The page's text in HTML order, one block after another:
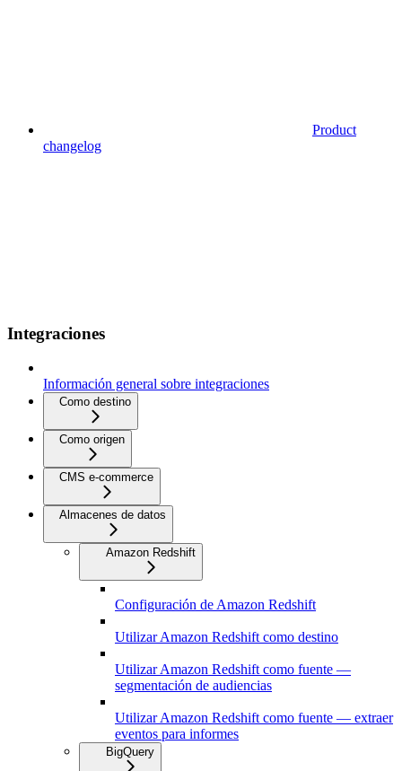
Product
changelog
Integraciones
Información general sobre integraciones
Como destino
Como origen
CMS e-commerce
Almacenes de datos
Amazon Redshift
Configuración de Amazon Redshift
Utilizar Amazon Redshift como destino
Utilizar Amazon Redshift como fuente —
segmentación de audiencias
Utilizar Amazon Redshift como fuente — extraer
eventos para informes
BigQuery